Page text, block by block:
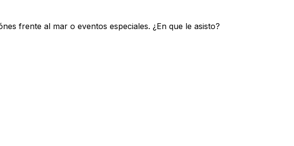
frente al mar o eventos especiales. ¿En que le asisto?